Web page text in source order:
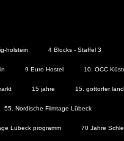
holstein 4 Blocks - Staffel 3
9 Euro Hostel 10. OCC
15 jahre 15. gottorfer
55. Nordische Filmtage Lübeck
Lübeck programm 70 Jahre